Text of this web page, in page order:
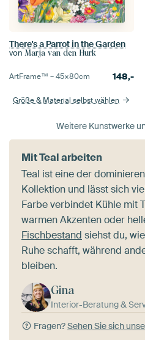
There's a Parrot in the Garden
von Marja van den Hurk
ArtFrame™ –45×80cm 148,-
Größe & Material selbst wählen
Weitere Kunstwerke
Mit Teal arbeiten
Teal ist eine der
Kollektion und lässt sich
Farbe verbindet Kühle mit
warmen Akzenten oder
Fischbestand siehst du,
Ruhe schafft, während
bleiben.
Gina
Interior-Beratung &
Fragen?Sehen Sie sich